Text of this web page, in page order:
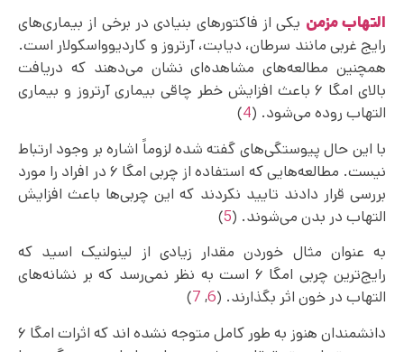
التهاب مزمن یکی از فاکتورهای بنیادی در برخی از بیماری‌‌های
رایج غربی مانند سرطان، دیابت، آرتروز و کاردیوواسکولار است.
همچنین مطالعه‌های مشاهده‌ای نشان می‌دهند که دریافت
بالای امگا ۶ باعث افزایش خطر چاقی بیماری آرتروز و بیماری
التهاب روده می‌شود. (4
)
با این حال پیوستگی‌های گفته شده لزوماً اشاره بر وجود ارتباط
نیست. مطالعه‌هایی که استفاده از چربی امگا ۶ در افراد را مورد
بررسی قرار دادند تایید نکردند که این چربی‌ها باعث افزایش
التهاب در بدن می‌‌شوند. (5
)
به عنوان مثال خوردن مقدار زیادی از لینولنیک اسید که
رایج‌‌ترین چربی امگا ۶ است به نظر نمی‌رسد که بر نشانه‌های
التهاب در خون اثر بگذارند. (6
,
7
)
دانشمندان هنوز به طور کامل متوجه نشده اند که اثرات امگا ۶